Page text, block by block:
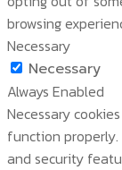
browsing
Necessary
Necessary
Always Enabled
Necessary
function
and security